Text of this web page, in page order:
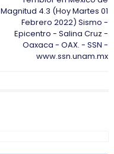
Magnitud 4.3 (Hoy Martes 01
Febrero 2022) Sismo -
Epicentro - Salina Cruz -
Oaxaca - OAX. - SSN -
www.ssn.unam.mx